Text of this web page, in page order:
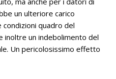
un ulteriore carico
quadro del
inoltre un indebolimento del
Un pericolosissimo effetto